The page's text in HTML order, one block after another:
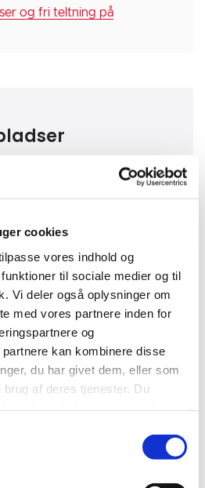
cookies
vores indhold og
til sociale medier og til
Vi deler også oplysninger om
med vores partnere inden for
og
kan kombinere disse
du har givet dem, eller som
af deres tjenester. Du
og fri teltning på
på
hjemmeside kystlandet.dk
på
hjemmeside kystlandet.dk